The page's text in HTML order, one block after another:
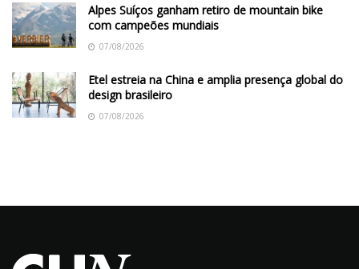
Alpes Suíços ganham retiro de mountain bike
com campeões mundiais
07/08/2026
Etel estreia na China e amplia presença global do
design brasileiro
07/08/2026